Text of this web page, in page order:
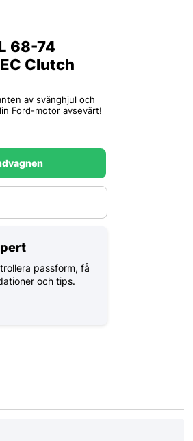
68-74
Clutch
av svänghjul och
Ford-motor avsevärt!
passform, få
och tips.